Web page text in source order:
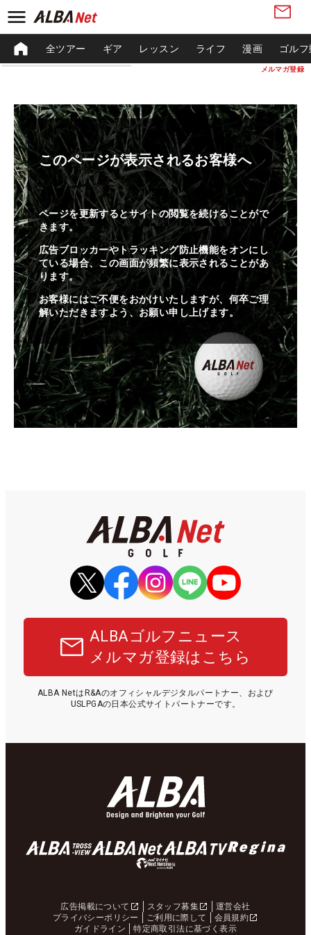
メルマガ登録
全ツアー ギア レッスン ライフ 漫画 ゴル
このページが表示されるお客様へ
ページを更新するとサイトの閲覧を続けることがで
きます。
広告ブロッカーやトラッキング防止機能をオンにし
ている場合、この画面が頻繁に表示されることがあ
ります。
お客様にはご不便をおかけいたしますが、何卒ご理
解いただきますよう、お願い申し上げます。
ALBAゴルフニュース
メルマガ登録はこちら
ALBA NetはR&Aのオフィシャルデジタルパートナー、および
USLPGAの日本公式サイトパートナーです。
広告掲載について スタッフ募集
運営会社
プライバシーポリシー
ご利用に際して
会員規約
ガイドライン
特定商取引法に基づく表示